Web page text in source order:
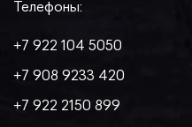
Телефоны:
+7 922 104 5050
+7 908 9233 420
+7 922 2150 899